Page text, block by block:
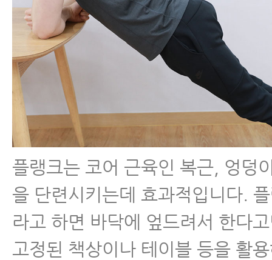
플랭크는 코어 근육인 복근, 엉덩
을 단련시키는데 효과적입니다.
라고 하면 바닥에 엎드려서 한다
고정된 책상이나 테이블 등을 활